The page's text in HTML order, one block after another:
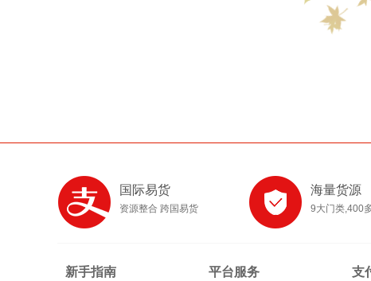
国际易货
资源整合 跨国易货
海量货源
9大门类,400
新手指南 平台服务 支